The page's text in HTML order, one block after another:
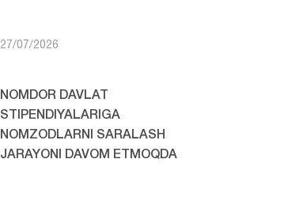
27/07/2026
NOMDOR DAVLAT
STIPENDIYALARIGA
NOMZODLARNI SARALASH
JARAYONI DAVOM ETMOQDA